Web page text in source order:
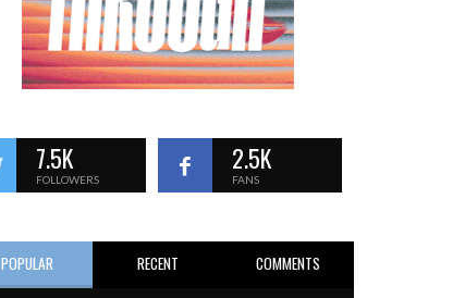
7.5K
FOLLOWERS
2.5K
FANS
POPULAR RECENT COMMENTS